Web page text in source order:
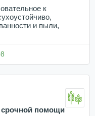
к
и пыли,
срочной помощи